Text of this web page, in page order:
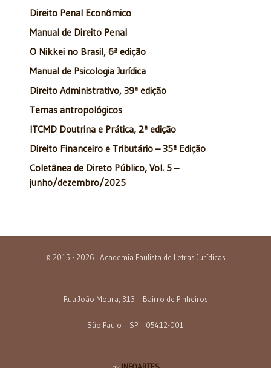
Direito Penal Econômico
Manual de Direito Penal
O Nikkei no Brasil, 6ª edição
Manual de Psicologia Jurídica
Direito Administrativo, 39ª edição
Temas antropológicos
ITCMD Doutrina e Prática, 2ª edição
Direito Financeiro e Tributário – 35ª Edição
Coletânea de Direto Público, Vol. 5 –
junho/dezembro/2025
© 2015 - 2026 | Academia Paulista de Letras Jurídicas
Rua João Moura, 313 – Bairro de Pinheiros
São Paulo – SP – 05412-001